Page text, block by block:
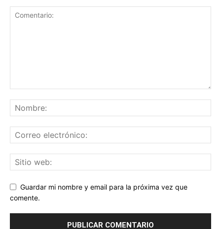
Guardar mi nombre y email para la próxima vez que
comente.